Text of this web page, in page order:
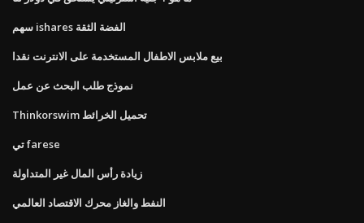
سهم ishares الفضة الثقة
بيع ملابس الاطفال المستخدمة على الانترنت نقدا
نموذج طلب البحث عن عمل
Thinkorswim تحميل الخرائط
تي farese
زيادة رأس المال غير المتداولة
النفط والغاز محرك الاقتصاد العالمي